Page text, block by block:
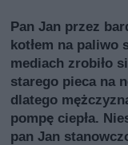
Pan Jan przez
kotłem na paliwo
mediach zrobiło
starego pieca na
dlatego
pompę ciepła.
pan Jan